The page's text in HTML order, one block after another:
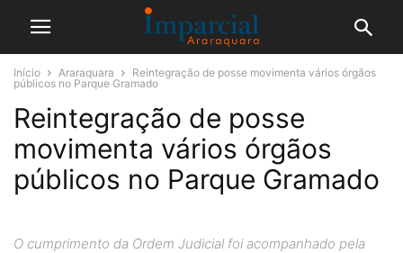
Início Araraquara
Reintegração de posse movimenta vários órgãos
públicos no Parque Gramado
Reintegração de posse
movimenta vários órgãos
públicos no Parque Gramado
O cumprimento da Ordem Judicial foi acompanhado pela